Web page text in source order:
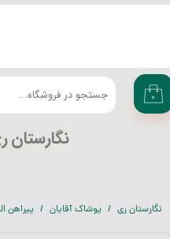
​نگارستان
۰
تغییر گذر واژه
سفارشات
خروج از حساب کاربری
نگارستان ری پوشاک آقایان پیراهن